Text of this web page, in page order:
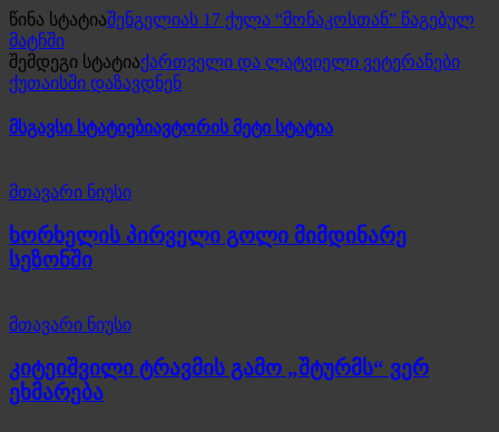
წინა სტატიაშენგელიას 17 ქულა “მონაკოსთან” წაგებულ
მატჩში
შემდეგი სტატიაქართველი და ლატვიელი ვეტერანები
ქუთაისში დაზავდნენ
მსგავსი სტატიებიავტორის მეტი სტატია
მთავარი ნიუსი
ხორხელის პირველი გოლი მიმდინარე
სეზონში
მთავარი ნიუსი
კიტეიშვილი ტრავმის გამო „შტურმს“ ვერ
ეხმარება